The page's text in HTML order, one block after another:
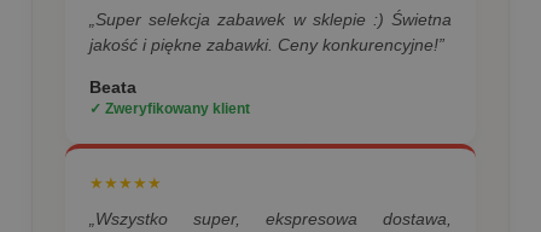
„Super selekcja zabawek w sklepie :) Świetna
jakość i piękne zabawki. Ceny konkurencyjne!”
Beata
✓ Zweryfikowany klient
★★★★★
„Wszystko super, ekspresowa dostawa,